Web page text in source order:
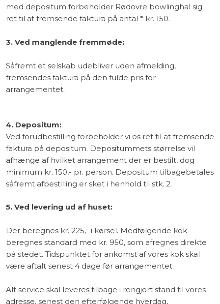
med depositum forbeholder Rødovre bowlinghal sig
ret til at fremsende faktura på antal * kr. 150.
3. Ved manglende fremmøde:
​Såfremt et selskab udebliver uden afmelding,
fremsendes faktura på den fulde pris for
arrangementet.
4. Depositum:
Ved forudbestilling forbeholder vi os ret til at fremsende
faktura på depositum. Depositummets størrelse vil
afhænge af hvilket arrangement der er bestilt, dog
minimum kr. 150,- pr. person. Depositum tilbagebetales
såfremt afbestilling er sket i henhold til stk. 2.
5. Ved levering ud af huset:
Der beregnes kr. 225,- i kørsel. Medfølgende kok
beregnes standard med kr. 950, som afregnes direkte
på stedet. Tidspunktet for ankomst af vores kok skal
være aftalt senest 4 dage før arrangementet.
Alt service skal leveres tilbage i rengjort stand til vores
adresse, senest den efterfølgende hverdag,